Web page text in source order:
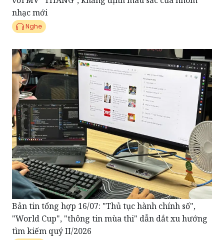
nhạc mới
Nghe
Bản tin tổng hợp 16/07: "Thủ tục hành chính số",
"World Cup", "thông tin mùa thi" dẫn dắt xu hướng
tìm kiếm quý II/2026